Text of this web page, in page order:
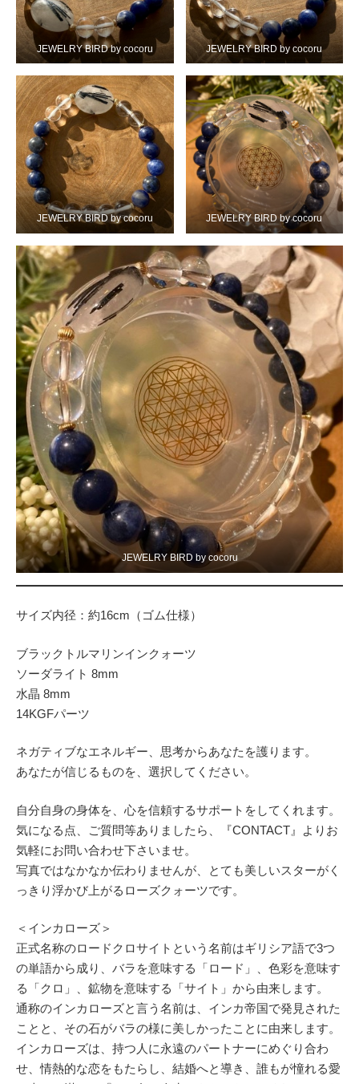
JEWELRY BIRD by cocoru JEWELRY BIRD by cocoru
JEWELRY BIRD by cocoru JEWELRY BIRD by cocoru
JEWELRY BIRD by cocoru
サイズ内径：約16cm（ゴム仕様）
ブラックトルマリンインクォーツ
ソーダライト 8mm
水晶 8mm
14KGFパーツ
ネガティブなエネルギー、思考からあなたを護ります。
あなたが信じるものを、選択してください。
自分自身の身体を、心を信頼するサポートをしてくれます。
気になる点、ご質問等ありましたら、『CONTACT』よりお
気軽にお問い合わせ下さいませ。
写真ではなかなか伝わりませんが、とても美しいスターがく
っきり浮かび上がるローズクォーツです。
＜インカローズ＞
正式名称のロードクロサイトという名前はギリシア語で3つ
の単語から成り、バラを意味する「ロード」、色彩を意味す
る「クロ」、鉱物を意味する「サイト」から由来します。
通称のインカローズと言う名前は、インカ帝国で発見された
ことと、その石がバラの様に美しかったことに由来します。
インカローズは、持つ人に永遠のパートナーにめぐり合わ
せ、情熱的な恋をもたらし、結婚へと導き、誰もが憧れる愛